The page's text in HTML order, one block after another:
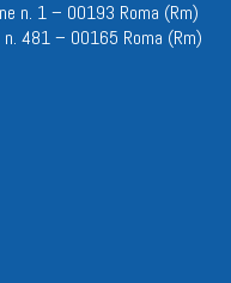
n. 1 – 00193 Roma (Rm)
481 – 00165 Roma (Rm)